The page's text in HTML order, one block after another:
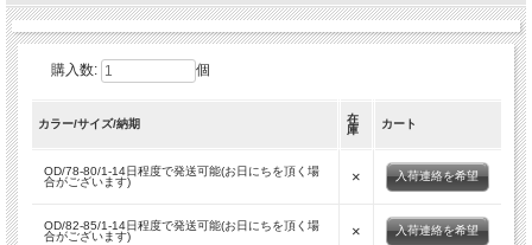
【生産国】表記はございませんのでご了承下さいませ
【78-80】ウエスト約80cm/総丈約113cm /股下約85cm/裾幅22cm/わたり29cm
この商品は、未使用の放出品(デッドストック)です。
本来軍用品の為、通常のファッションアイテムとは異なり、サイズにより若干の仕
購入数: 個
カラー/サイズ/納期
在
庫
カート
OD/78-80/1-14日程度で発送可能(お日にちを頂く場
合がございます)
× 入荷連絡を希望
OD/82-85/1-14日程度で発送可能(お日にちを頂く場
合がございます)
× 入荷連絡を希望